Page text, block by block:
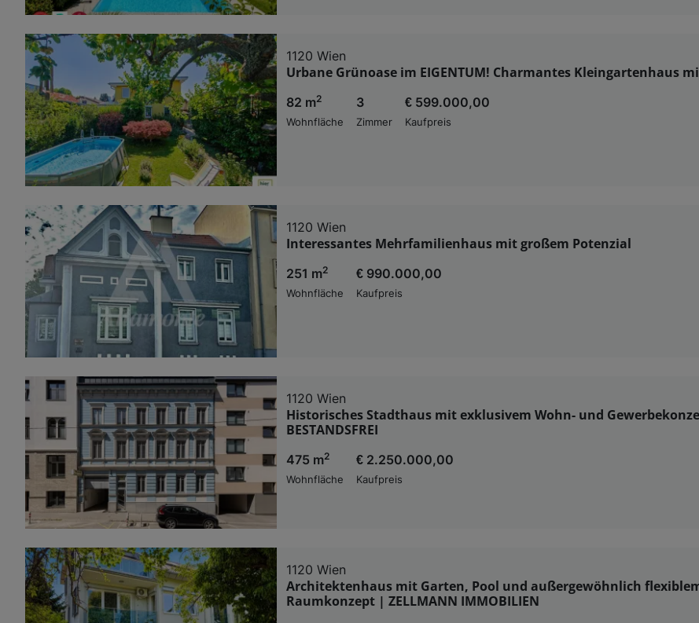
1120 Wien
Urbane Grünoase im EIGENTUM! Charmantes Kleingartenhaus
82 m2
Wohnfläche
3
Zimmer
€ 599.000,00
Kaufpreis
1120 Wien
Interessantes Mehrfamilienhaus mit großem Potenzial
251 m2
Wohnfläche
€ 990.000,00
Kaufpreis
1120 Wien
Historisches Stadthaus mit exklusivem Wohn- und
BESTANDSFREI
475 m2
Wohnfläche
€ 2.250.000,00
Kaufpreis
1120 Wien
Architektenhaus mit Garten, Pool und außergewöhnlich
Raumkonzept | ZELLMANN IMMOBILIEN